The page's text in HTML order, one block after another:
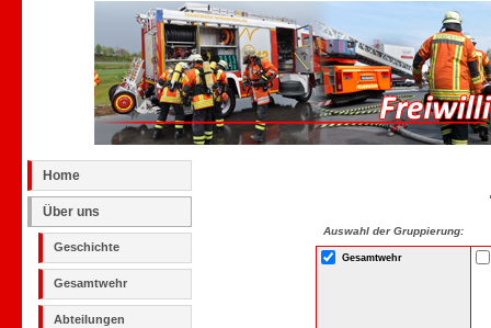
Home
Über uns
Geschichte
Gesamtwehr
Abteilungen
Auswahl der Gruppierung:
Gesamtwehr